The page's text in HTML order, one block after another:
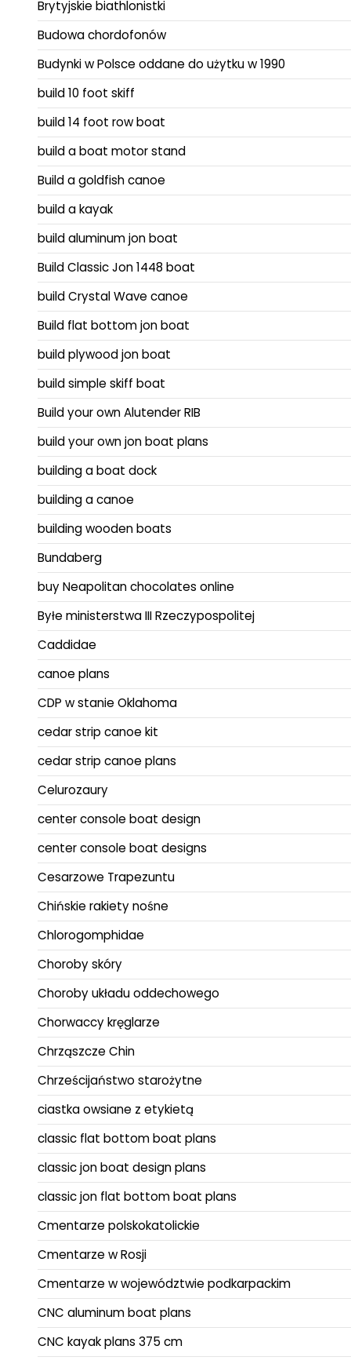
Brytyjskie biathlonistki
Budowa chordofonów
Budynki w Polsce oddane do użytku w 1990
build 10 foot skiff
build 14 foot row boat
build a boat motor stand
Build a goldfish canoe
build a kayak
build aluminum jon boat
Build Classic Jon 1448 boat
build Crystal Wave canoe
Build flat bottom jon boat
build plywood jon boat
build simple skiff boat
Build your own Alutender RIB
build your own jon boat plans
building a boat dock
building a canoe
building wooden boats
Bundaberg
buy Neapolitan chocolates online
Byłe ministerstwa III Rzeczypospolitej
Caddidae
canoe plans
CDP w stanie Oklahoma
cedar strip canoe kit
cedar strip canoe plans
Celurozaury
center console boat design
center console boat designs
Cesarzowe Trapezuntu
Chińskie rakiety nośne
Chlorogomphidae
Choroby skóry
Choroby układu oddechowego
Chorwaccy kręglarze
Chrząszcze Chin
Chrześcijaństwo starożytne
ciastka owsiane z etykietą
classic flat bottom boat plans
classic jon boat design plans
classic jon flat bottom boat plans
Cmentarze polskokatolickie
Cmentarze w Rosji
Cmentarze w województwie podkarpackim
CNC aluminum boat plans
CNC kayak plans 375 cm